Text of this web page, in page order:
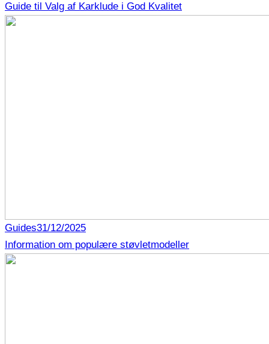
Guide til Valg af Karklude i God Kvalitet
Guides31/12/2025
Information om populære støvletmodeller